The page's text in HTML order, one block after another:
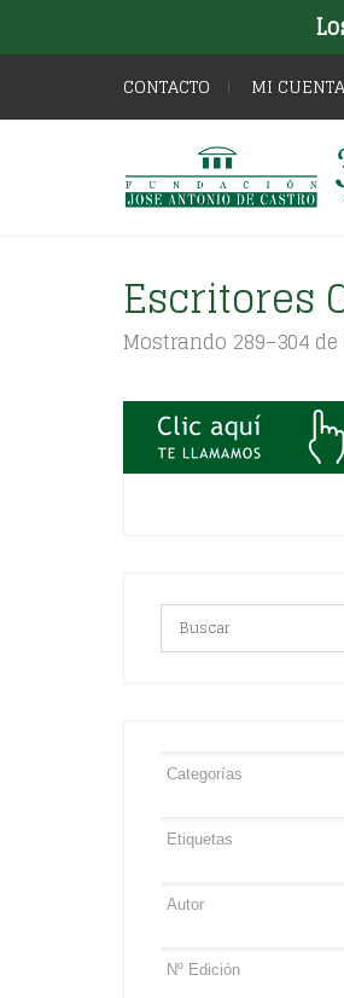
CONTACTO MI CUENTA
Escritores
Mostrando 289–304